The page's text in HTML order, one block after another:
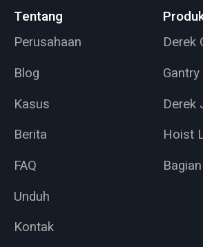
Tentang
Perusahaan
Blog
Kasus
Berita
FAQ
Unduh
Kontak
Derek
Derek
Hoist